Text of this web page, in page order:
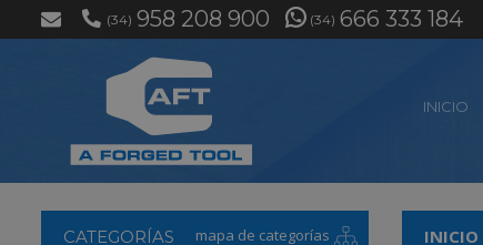
(34) 958 208 900 (34) 666 333 184
INICIO
INICIO
CATEGORÍAS mapa de categorías